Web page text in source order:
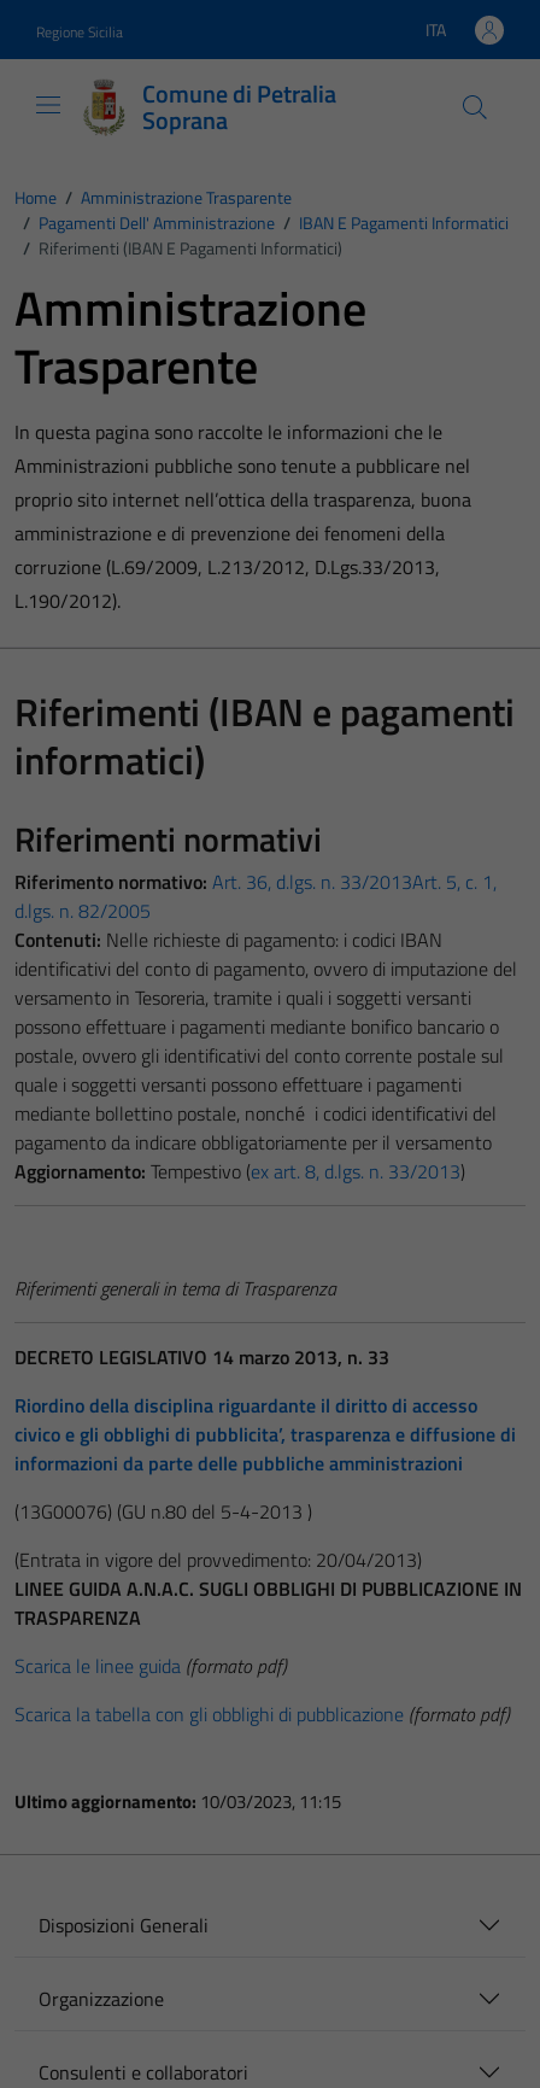
Regione Sicilia Lingua attiva:
ITA
Comune di Petralia
Soprana
Home / Amministrazione Trasparente
/ Pagamenti Dell' Amministrazione / IBAN E Pagamenti Informatici
/ Riferimenti (IBAN E Pagamenti Informatici)
Amministrazione
Trasparente
In questa pagina sono raccolte le informazioni che le
Amministrazioni pubbliche sono tenute a pubblicare nel
proprio sito internet nell’ottica della trasparenza, buona
amministrazione e di prevenzione dei fenomeni della
corruzione (L.69/2009, L.213/2012, D.Lgs.33/2013,
L.190/2012).
Riferimenti (IBAN e pagamenti
informatici)
Riferimenti normativi
Riferimento normativo: Art. 36, d.lgs. n. 33/2013Art. 5, c. 1,
d.lgs. n. 82/2005
Contenuti: Nelle richieste di pagamento: i codici IBAN
identificativi del conto di pagamento, ovvero di imputazione del
versamento in Tesoreria, tramite i quali i soggetti versanti
possono effettuare i pagamenti mediante bonifico bancario o
postale, ovvero gli identificativi del conto corrente postale sul
quale i soggetti versanti possono effettuare i pagamenti
mediante bollettino postale, nonché i codici identificativi del
pagamento da indicare obbligatoriamente per il versamento
Aggiornamento: Tempestivo (ex art. 8, d.lgs. n. 33/2013)
Riferimenti generali in tema di Trasparenza
DECRETO LEGISLATIVO 14 marzo 2013, n. 33
Riordino della disciplina riguardante il diritto di accesso
civico e gli obblighi di pubblicita’, trasparenza e diffusione di
informazioni da parte delle pubbliche amministrazioni
(13G00076) (GU n.80 del 5-4-2013 )
(Entrata in vigore del provvedimento: 20/04/2013)
LINEE GUIDA A.N.A.C. SUGLI OBBLIGHI DI PUBBLICAZIONE IN
TRASPARENZA
Scarica le linee guida (formato pdf)
Scarica la tabella con gli obblighi di pubblicazione (formato pdf)
Ultimo aggiornamento: 10/03/2023, 11:15
Disposizioni Generali
Organizzazione
Consulenti e collaboratori